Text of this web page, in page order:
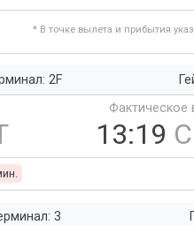
* В точке вылета и прибытия
2F
Фактическое
13:19
3